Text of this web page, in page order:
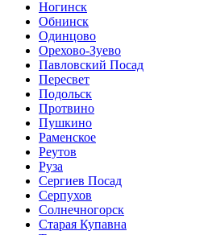
Ногинск
Обнинск
Одинцово
Орехово-Зуево
Павловский Посад
Пересвет
Подольск
Протвино
Пушкино
Раменское
Реутов
Руза
Сергиев Посад
Серпухов
Солнечногорск
Старая Купавна